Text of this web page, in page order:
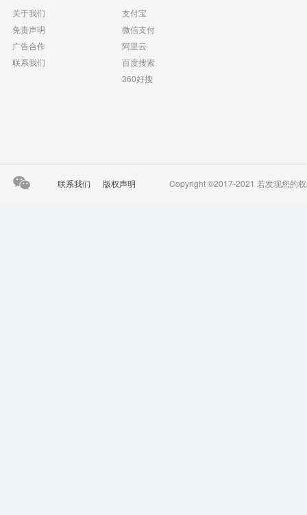
关于我们
免责声明
广告合作
联系我们
支付宝
微信支付
阿里云
百度搜索
360好搜
联系我们 版权声明 Copyright ©2017-2021 若发现您的